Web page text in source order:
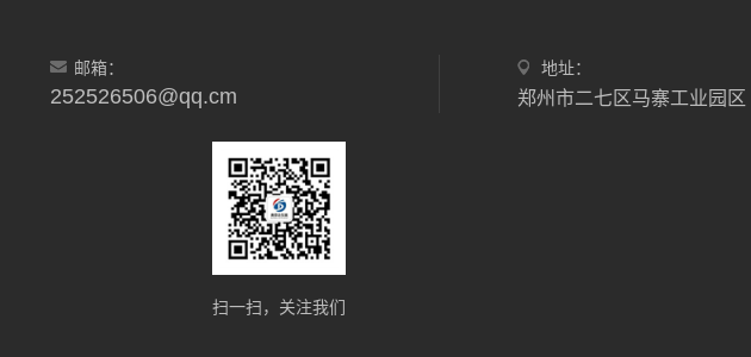
邮箱：
252526506@qq.cm
地址：
郑州市二七区马寨工业园区
扫一扫，关注我们